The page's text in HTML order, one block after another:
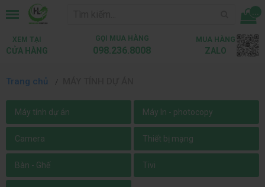
...
XEM TẠI
CỬA HÀNG
GỌI MUA HÀNG
098.236.8008
MUA HÀNG
ZALO
Trang chủ
Máy tính dự án Máy In - photocopy
Camera Thiết bị mạng
Bàn - Ghế Tivi